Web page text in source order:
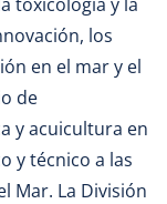
los
en el mar y el
de
y acuicultura en
y técnico a las
Mar. La División